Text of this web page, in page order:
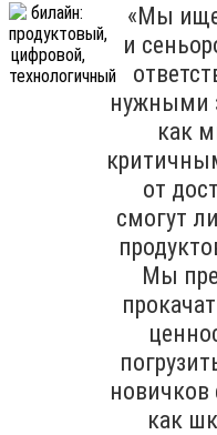
«Мы
и
нужными
как
от
смогут
Мы
новичков
как